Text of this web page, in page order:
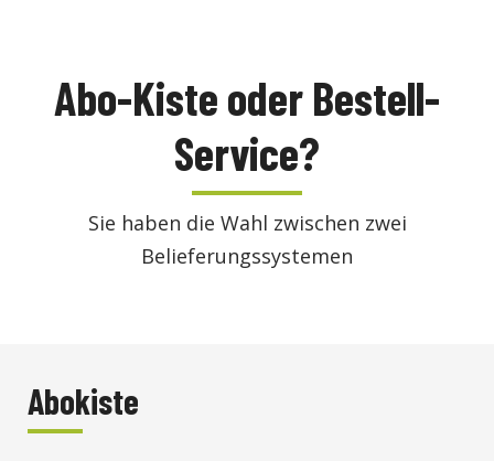
Abo-Kiste oder Bestell-
Service?
Sie haben die Wahl zwischen zwei
Belieferungssystemen
Abokiste